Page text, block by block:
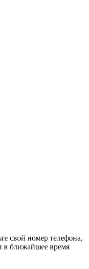
свой номер телефона,
в ближайшее время